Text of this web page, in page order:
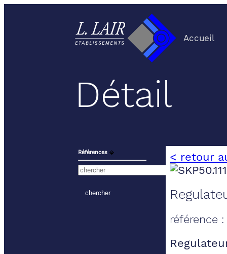
Accueil
Détail
Références ⬙ < retour
référence :